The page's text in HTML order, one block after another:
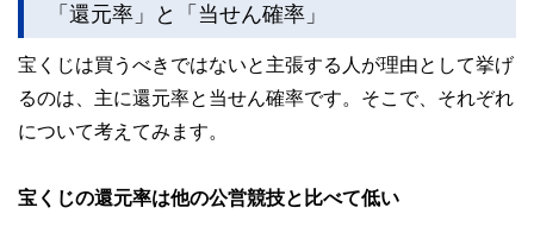
「還元率」と「当せん確率」
宝くじは買うべきではないと主張する人が理由として挙げ
るのは、主に還元率と当せん確率です。そこで、それぞれ
について考えてみます。
宝くじの還元率は他の公営競技と比べて低い